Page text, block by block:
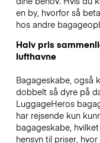
en by, hvorfor så
hos andre
Halv pris
lufthavne
Bagageskabe, også
dobbelt så dyre på
LuggageHeros
har rejsende kun
bagageskabe,
hensyn til priser,